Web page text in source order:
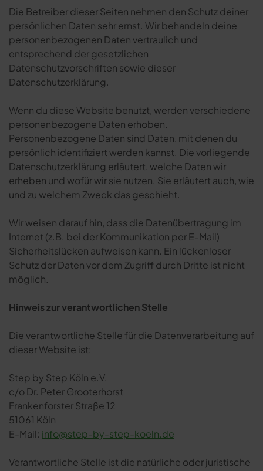
Die Betreiber dieser Seiten nehmen den Schutz deiner
persönlichen Daten sehr ernst. Wir behandeln deine
personenbezogenen Daten vertraulich und
entsprechend der gesetzlichen
Datenschutzvorschriften sowie dieser
Datenschutzerklärung.
Wenn du diese Website benutzt, werden verschiedene
personenbezogene Daten erhoben.
Personenbezogene Daten sind Daten, mit denen du
persönlich identifiziert werden kannst. Die vorliegende
Datenschutzerklärung erläutert, welche Daten wir
erheben und wofür wir sie nutzen. Sie erläutert auch, wie
und zu welchem Zweck das geschieht.
Wir weisen darauf hin, dass die Datenübertragung im
Internet (z.B. bei der Kommunikation per E-Mail)
Sicherheitslücken aufweisen kann. Ein lückenloser
Schutz der Daten vor dem Zugriff durch Dritte ist nicht
möglich.
Hinweis zur verantwortlichen Stelle
Die verantwortliche Stelle für die Datenverarbeitung auf
dieser Website ist:
Step by Step Köln e.V.
c/o Dr. Peter Grooterhorst
Frankenforster Straße 12
51061 Köln
E-Mail: info@step-by-step-koeln.de
Verantwortliche Stelle ist die natürliche oder juristische